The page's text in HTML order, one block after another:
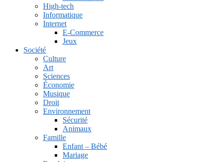
High-tech
Informatique
Internet
E-Commerce
Jeux
Société
Culture
Art
Sciences
Économie
Musique
Droit
Environnement
Sécurité
Animaux
Famille
Enfant – Bébé
Mariage